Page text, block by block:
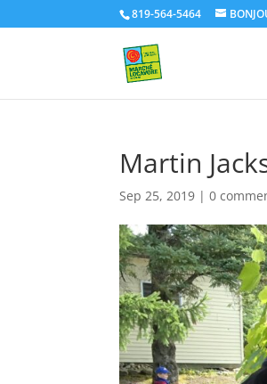
819-564-5464
Martin
Sep 25, 2019 |0